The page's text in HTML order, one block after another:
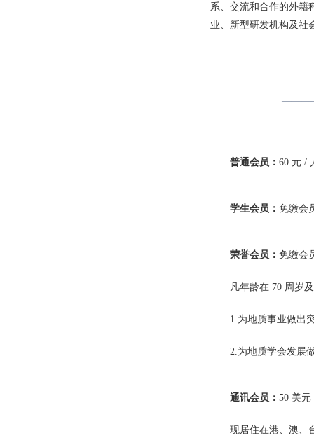
系、交流和合作的外籍
业、新型研发机构及社
普通会员： 60 元 /
学生会员： 免缴会
荣誉会员： 免缴会
凡年龄在 70 周岁
1.为地质事业做出
2.为地质学会发展
通讯会员： 50 美元
现居住在港、澳、